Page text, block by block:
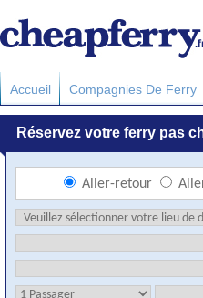
Accueil Compagnies De Ferry